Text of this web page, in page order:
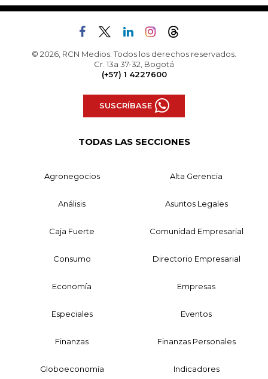
© 2026, RCN Medios. Todos los derechos reservados.
Cr. 13a 37-32, Bogotá
(+57) 1 4227600
SUSCRÍBASE
TODAS LAS SECCIONES
Agronegocios Alta Gerencia
Análisis Asuntos Legales
Caja Fuerte Comunidad Empresarial
Consumo Directorio Empresarial
Economía Empresas
Especiales Eventos
Finanzas Finanzas Personales
Globoeconomía Indicadores